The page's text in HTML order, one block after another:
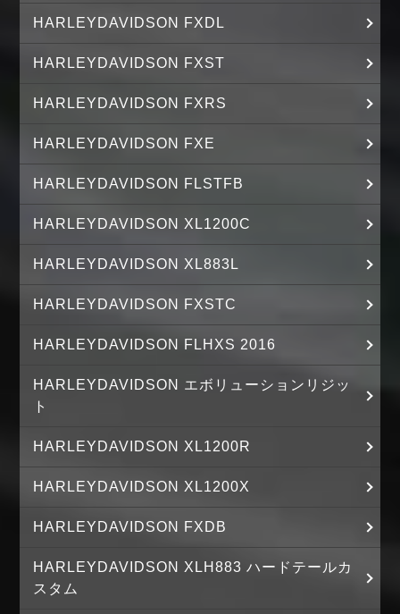
HARLEYDAVIDSON FXDL
HARLEYDAVIDSON FXST
HARLEYDAVIDSON FXRS
HARLEYDAVIDSON FXE
HARLEYDAVIDSON FLSTFB
HARLEYDAVIDSON XL1200C
HARLEYDAVIDSON XL883L
HARLEYDAVIDSON FXSTC
HARLEYDAVIDSON FLHXS 2016
HARLEYDAVIDSON エボリューションリジッ
ト
HARLEYDAVIDSON XL1200R
HARLEYDAVIDSON XL1200X
HARLEYDAVIDSON FXDB
HARLEYDAVIDSON XLH883 ハードテールカ
スタム